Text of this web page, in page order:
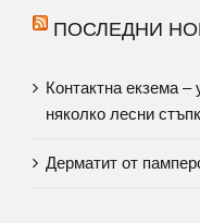
ПОСЛЕДНИ
Контактна екзема –
няколко лесни
Дерматит от